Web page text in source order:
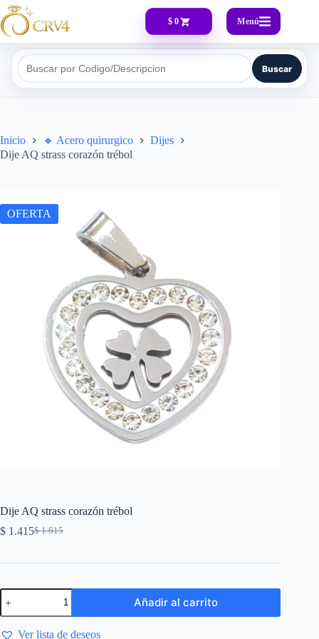
$ 0 Menú
Buscar por Codigo/Descripcion Buscar
Inicio 🔸​ Acero quirurgico
Dijes
Dije AQ strass corazón trébol
OFERTA
Dije AQ strass corazón trébol
$1.615
$ 1.415
Añadir al carrito
Ver lista de deseos